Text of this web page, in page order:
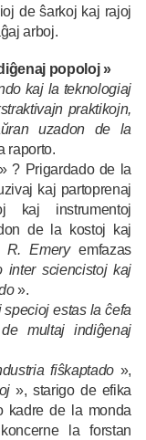
de ŝarkoj kaj rajoj
arboj.
popoloj »
kaj la teknologiaj
praktikojn,
uzadon de la
raporto.
? Prigardado de la
kaj partoprenaj
kaj instrumentoj
de la kostoj kaj
R. Emeryemfazas
inter sciencistoj kaj
».
estas la ĉefa
multaj indiĝenaj
fiŝkaptado»,
», starigo de efika
kadre de la monda
la forstan